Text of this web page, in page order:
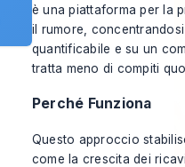
è una piattaforma per la
il rumore,
quantificabile e su un
tratta meno di compiti
Perché Funziona
Questo approccio
come la crescita dei